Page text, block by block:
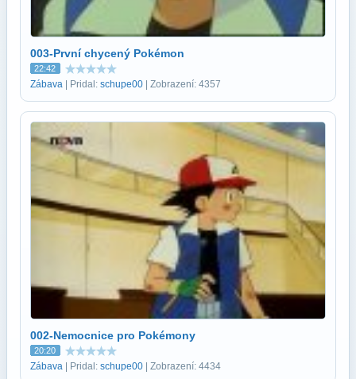
003-První chycený Pokémon
22:42
Zábava | Pridal: schupe00 | Zobrazení: 4357
002-Nemocnice pro Pokémony
20:20
Zábava | Pridal: schupe00 | Zobrazení: 4434